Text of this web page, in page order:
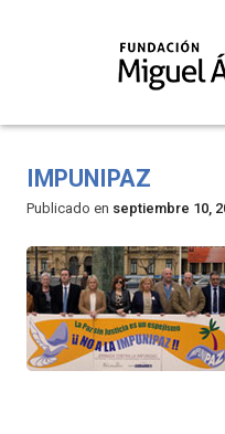
IMPUNIPAZ
Publicado en septiembre 10,